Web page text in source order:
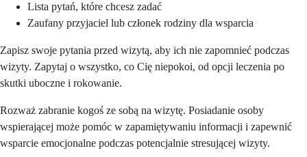
Lista pytań, które chcesz zadać
Zaufany przyjaciel lub członek rodziny dla wsparcia
Zapisz swoje pytania przed wizytą, aby ich nie zapomnieć podczas
wizyty. Zapytaj o wszystko, co Cię niepokoi, od opcji leczenia po
skutki uboczne i rokowanie.
Rozważ zabranie kogoś ze sobą na wizytę. Posiadanie osoby
wspierającej może pomóc w zapamiętywaniu informacji i zapewnić
wsparcie emocjonalne podczas potencjalnie stresującej wizyty.